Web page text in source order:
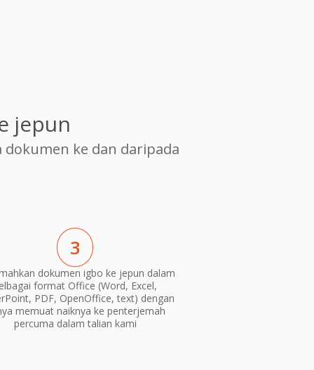
jepun
ke dan daripada
3
dokumen igbo ke jepun dalam
format Office (Word, Excel,
PDF, OpenOffice, text) dengan
memuat naiknya ke penterjemah
percuma dalam talian kami